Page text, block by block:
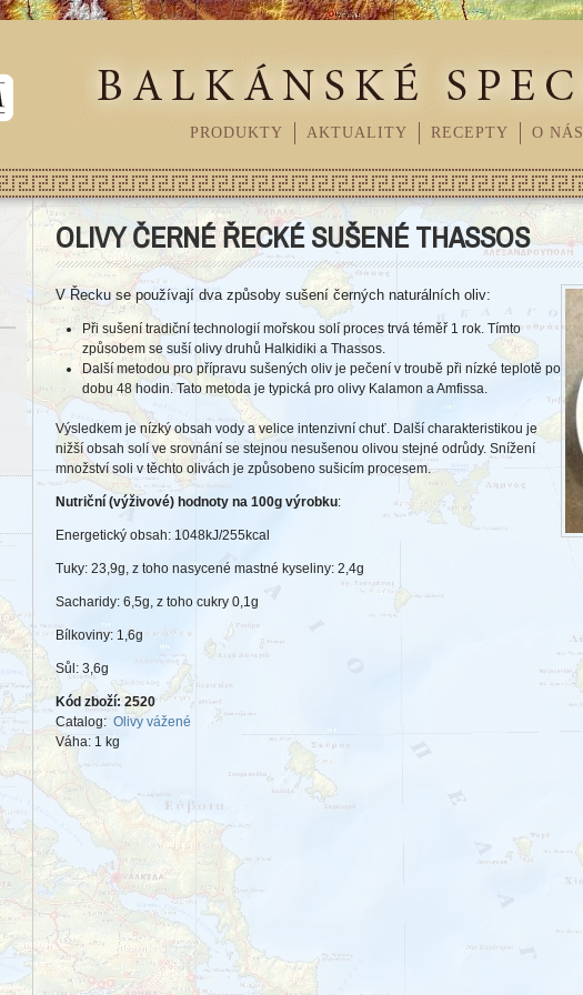
PRODUKTY AKTUALITY RECEPTY O NÁS
OLIVY ČERNÉ ŘECKÉ SUŠENÉ THASSOS
V Řecku se používají dva způsoby sušení černých naturálních oliv:
Při sušení tradiční technologií mořskou solí proces trvá téměř 1 rok. Tímto
způsobem se suší olivy druhů Halkidiki a Thassos.
Další metodou pro přípravu sušených oliv je pečení v troubě při nízké teplotě po
dobu 48 hodin. Tato metoda je typická pro olivy Kalamon a Amfissa.
Výsledkem je nízký obsah vody a velice intenzivní chuť. Další charakteristikou je
nižší obsah solí ve srovnání se stejnou nesušenou olivou stejné odrůdy. Snížení
množství soli v těchto olivách je způsobeno sušicím procesem.
Nutriční (výživové) hodnoty na 100g výrobku:
Energetický obsah: 1048kJ/255kcal
Tuky: 23,9g, z toho nasycené mastné kyseliny: 2,4g
Sacharidy: 6,5g, z toho cukry 0,1g
Bílkoviny: 1,6g
Sůl: 3,6g
Kód zboží: 2520
Catalog: Olivy vážené
Váha: 1 kg